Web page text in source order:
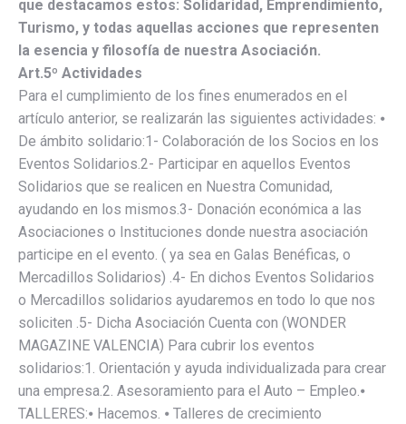
que destacamos estos: Solidaridad, Emprendimiento,
Turismo, y todas aquellas acciones que representen
la esencia y filosofía de nuestra Asociación.
Art.5º Actividades
Para el cumplimiento de los fines enumerados en el
artículo anterior, se realizarán las siguientes actividades: ⦁
De ámbito solidario:1- Colaboración de los Socios en los
Eventos Solidarios.2- Participar en aquellos Eventos
Solidarios que se realicen en Nuestra Comunidad,
ayudando en los mismos.3- Donación económica a las
Asociaciones o Instituciones donde nuestra asociación
participe en el evento. ( ya sea en Galas Benéficas, o
Mercadillos Solidarios) .4- En dichos Eventos Solidarios
o Mercadillos solidarios ayudaremos en todo lo que nos
soliciten .5- Dicha Asociación Cuenta con (WONDER
MAGAZINE VALENCIA) Para cubrir los eventos
solidarios:1. Orientación y ayuda individualizada para crear
una empresa.2. Asesoramiento para el Auto – Empleo.⦁
TALLERES:⦁ Hacemos. ⦁ Talleres de crecimiento